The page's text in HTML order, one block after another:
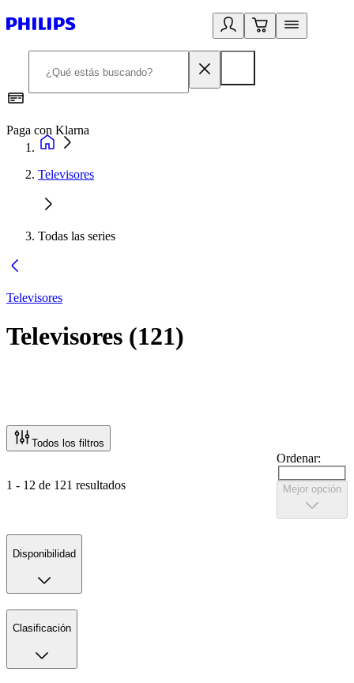
Paga con Klarna
Televisores
Todas las series
Televisores
Televisores (121)
Todos los filtros
1 - 12 de 121 resultados
Ordenar:
Mejor opción
Disponibilidad
Clasificación